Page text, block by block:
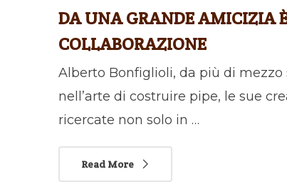
DA UNA GRANDE AMICIZIA
COLLABORAZIONE
Alberto Bonfiglioli, da più di mezzo
nell’arte di costruire pipe, le sue
ricercate non solo in …
Read More